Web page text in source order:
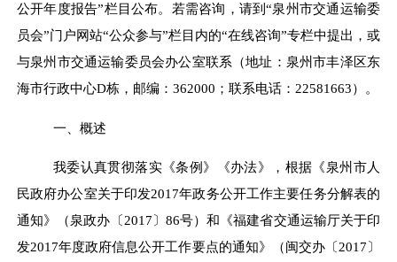
公开年度报告”栏目公布。若需咨询，请到“泉州市交通运输委
员会”门户网站“公众参与”栏目内的“在线咨询”专栏中提出，或
与泉州市交通运输委员会办公室联系（地址：泉州市丰泽区东
海市行政中心D栋，邮编： 362000 ；联系电话： 22581663）。
一、概述
我委认真贯彻落实《条例》《办法》，根据《泉州市人
民政府办公室关于印发201 7年政务公开工作主要任务分解表的
通知》
（泉政办 〔2017〕 86号）和《福建省交通运输厅关于印
发201 7年度政府信息公开工作要点的通知》 （闽交办〔2017〕